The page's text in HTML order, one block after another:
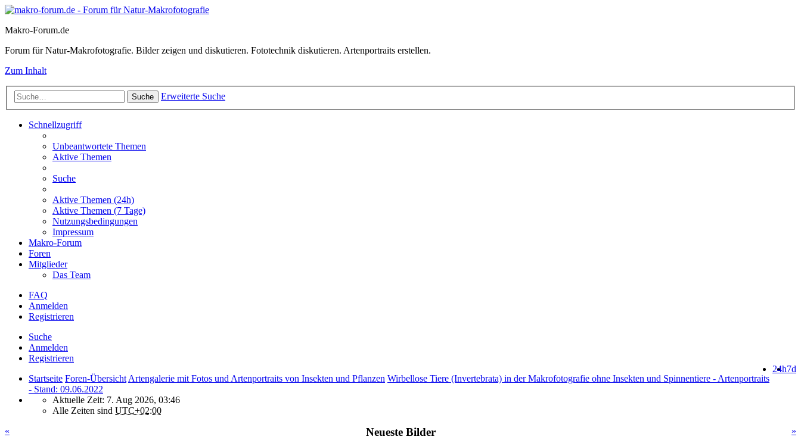
Makro-Forum.de
Forum für Natur-Makrofotografie. Bilder zeigen und diskutieren. Fototechnik diskutieren. Artenportraits erstellen.
Zum Inhalt
Suche Erweiterte Suche
Schnellzugriff
Unbeantwortete Themen
Aktive Themen
Suche
Aktive Themen (24h)
Aktive Themen (7 Tage)
Nutzungsbedingungen
Impressum
Makro-Forum
Foren
Mitglieder
Das Team
FAQ
Anmelden
Registrieren
Suche
Anmelden
Registrieren
7d
24h
Startseite Foren-Übersicht Artengalerie mit Fotos und Artenportraits von Insekten und Pflanzen Wirbellose Tiere (Invertebrata) in der Makrofotografie ohne Insekten und Spinnentiere - Artenportraits
- Stand: 09.06.2022
Aktuelle Zeit: 7. Aug 2026, 03:46
Alle Zeiten sind UTC+02:00
«
»
Neueste Bilder